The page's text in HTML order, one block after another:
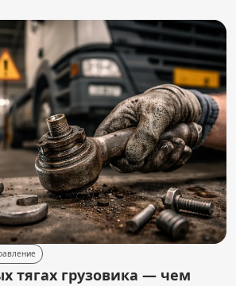
тягах грузовика — чем